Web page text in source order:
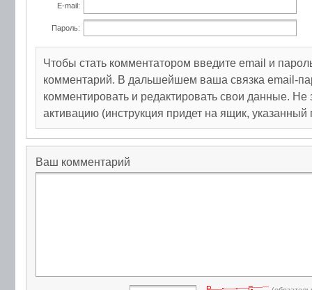
E-mail:
Пароль:
Чтобы стать комментатором введите email и
комментарий. В дальшейшем ваша связка email-
комментировать и редактировать свои данные. Не
активацию (инструкция придет на ящик, указанный
Ваш комментарий